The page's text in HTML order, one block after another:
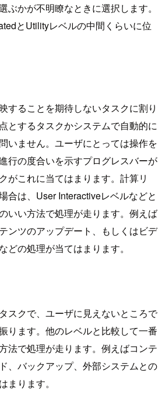
ぶかが不明瞭なときに選択します。
とUtilityレベルの中間くらいに位
することを期待しないタスクに割り
とするタスクかシステムで自動的に
いません。ユーザにとっては操作を
行の度合いを示すプログレスバーが
がこれに当てはまります。計算リ
合は、User Interactiveレベルなどと
いい方法で処理が走ります。例えば
ンツのアップデート、もしくはビデ
どの処理が当てはまります。
スクで、ユーザに見えないところで
ります。他のレベルと比較して一番
法で処理が走ります。例えばコンテ
、バックアップ、外部システムとの
まります。